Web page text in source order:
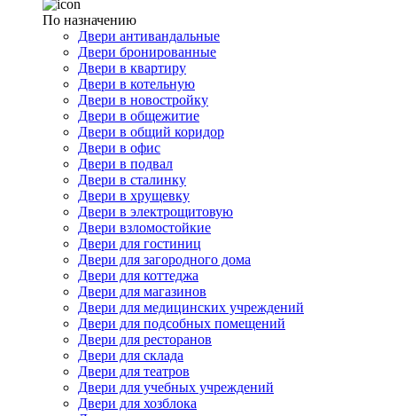
По назначению
Двери антивандальные
Двери бронированные
Двери в квартиру
Двери в котельную
Двери в новостройку
Двери в общежитие
Двери в общий коридор
Двери в офис
Двери в подвал
Двери в сталинку
Двери в хрущевку
Двери в электрощитовую
Двери взломостойкие
Двери для гостиниц
Двери для загородного дома
Двери для коттеджа
Двери для магазинов
Двери для медицинских учреждений
Двери для подсобных помещений
Двери для ресторанов
Двери для склада
Двери для театров
Двери для учебных учреждений
Двери для хозблока